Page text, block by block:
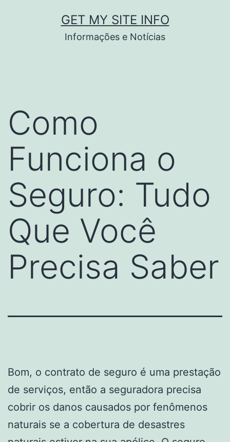
GET MY SITE INFO
Informações e Notícias
Como
Funciona o
Seguro: Tudo
Que Você
Precisa Saber
Bom, o contrato de seguro é uma prestação
de serviços, então a seguradora precisa
cobrir os danos causados por fenômenos
naturais se a cobertura de desastres